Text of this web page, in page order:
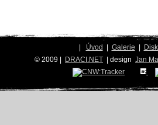
| Úvod | Galerie |
© 2009 | DRACI.NET | design Jan